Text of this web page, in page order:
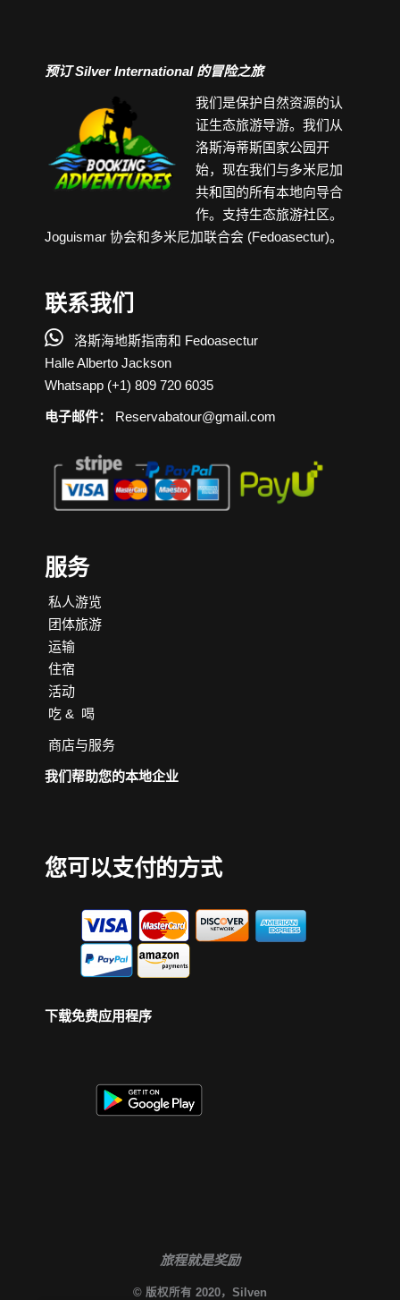
预订 Silver International 的冒险之旅
我们是保护自然资源的认
证生态旅游导游。我们从
洛斯海蒂斯国家公园开
始，现在我们与多米尼加
共和国的所有本地向导合
作。支持生态旅游社区。
Joguismar 协会和多米尼加联合会 (Fedoasectur)。
联系我们
 洛斯海地斯指南和 Fedoasectur
Halle Alberto Jackson
Whatsapp (+1) 809 720 6035
电子邮件： Reservabatour@gmail.com
服务
私人游览
团体旅游
运输
住宿
活动
吃 & 喝
商店与服务
我们帮助您的本地企业
您可以支付的方式
下载免费应用程序
旅程就是奖励
© 版权所有 2020，Silven